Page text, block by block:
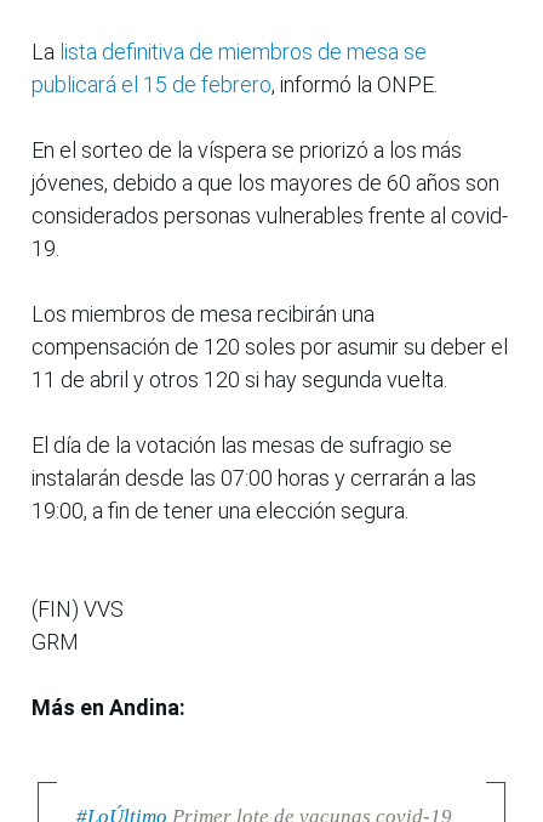
La lista definitiva de miembros de mesa se
publicará el 15 de febrero, informó la ONPE.
En el sorteo de la víspera se priorizó a los más
jóvenes, debido a que los mayores de 60 años son
considerados personas vulnerables frente al covid-
19.
Los miembros de mesa recibirán una
compensación de 120 soles por asumir su deber el
11 de abril y otros 120 si hay segunda vuelta.
El día de la votación las mesas de sufragio se
instalarán desde las 07:00 horas y cerrarán a las
19:00, a fin de tener una elección segura.
(FIN) VVS
GRM
Más en Andina:
#LoÚltimo Primer lote de vacunas covid-19